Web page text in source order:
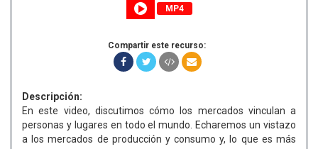
MP4
Compartir este recurso:
Descripción:
En este video, discutimos cómo los mercados vinculan a
personas y lugares en todo el mundo. Echaremos un vistazo
a los mercados de producción y consumo y, lo que es más